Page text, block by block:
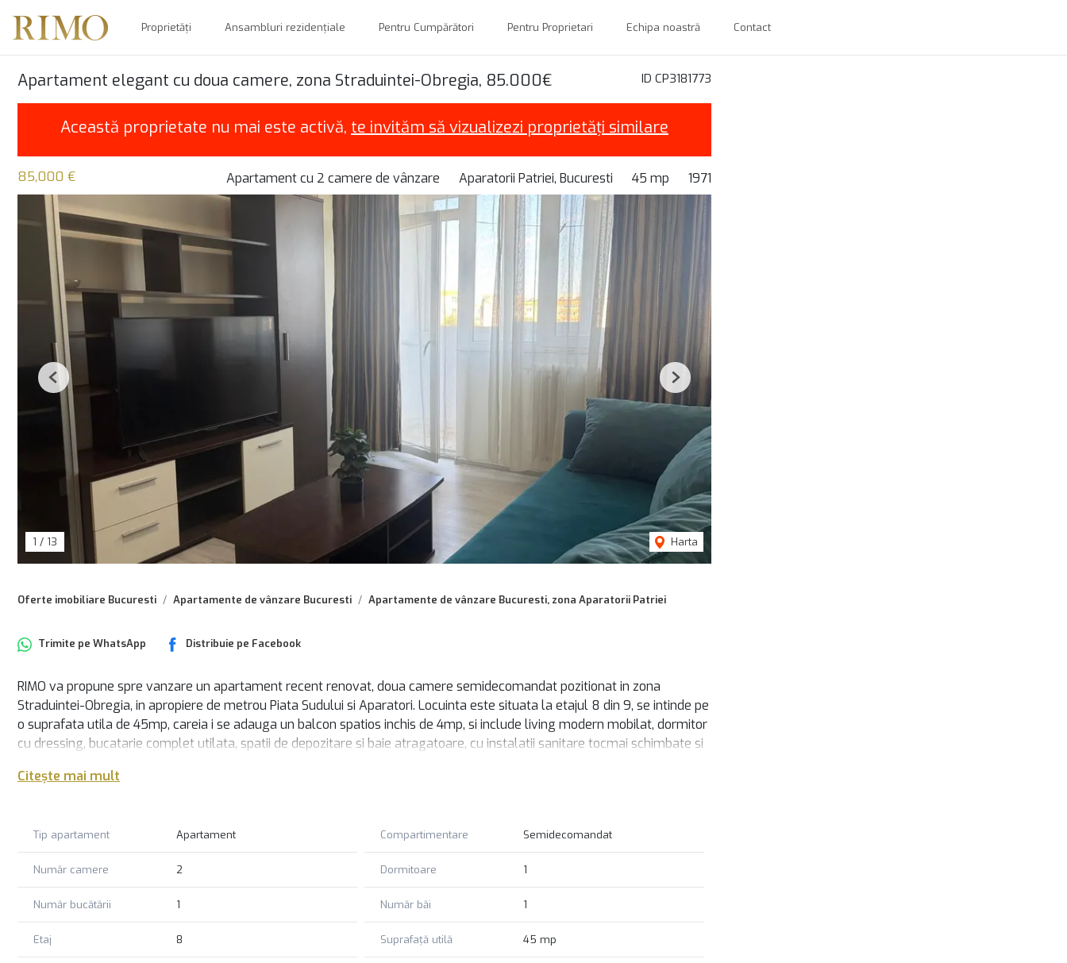
Proprietăți Ansambluri rezidențiale Pentru Cumpărători Pentru Proprietari Echipa noastră Contact
ID CP3181773
Apartament elegant cu doua camere, zona Straduintei-Obregia, 85.000€
Această proprietate nu mai este activă, te invităm să vizualizezi proprietăți similare
85,000 € Apartament cu 2 camere de vânzare Aparatorii Patriei, Bucuresti 45 mp 1971
1 / 13 Harta
Previous Next
Oferte imobiliare Bucuresti Apartamente de vânzare Bucuresti Apartamente de vânzare Bucuresti, zona Aparatorii Patriei
Trimite pe WhatsApp Distribuie pe Facebook
RIMO va propune spre vanzare un apartament recent renovat, doua camere semidecomandat pozitionat in zona
Straduintei-Obregia, in apropiere de metrou Piata Sudului si Aparatori. Locuinta este situata la etajul 8 din 9, se intinde pe
o suprafata utila de 45mp, careia i se adauga un balcon spatios inchis de 4mp, si include living modern mobilat, dormitor
cu dressing, bucatarie complet utilata, spatii de depozitare si baie atragatoare, cu instalatii sanitare tocmai schimbate si
preda mobilat si utilat! Disponibil acum, 85,000€!
Citește mai mult
Tip apartament Apartament Compartimentare Semidecomandat
Număr camere 2 Dormitoare 1
Număr bucătării 1 Număr băi 1
Etaj 8 Suprafață utilă 45 mp